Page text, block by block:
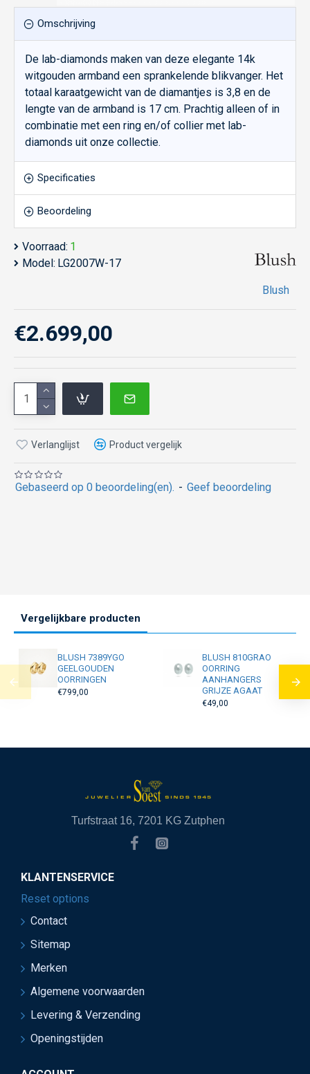
Omschrijving
De lab-diamonds maken van deze elegante 14k
witgouden armband een sprankelende blikvanger. Het
totaal karaatgewicht van de diamantjes is 3,8 en de
lengte van de armband is 17 cm. Prachtig alleen of in
combinatie met een ring en/of collier met lab-
diamonds uit onze collectie.
Specificaties
Beoordeling
Voorraad: 1
Model: LG2007W-17
Blush
Gebaseerd op 0 beoordeling(en). - Geef beoordeling
€2.699,00
Verlanglijst Product vergelijk
Vergelijkbare producten
BLUSH 7389YGO
GEELGOUDEN
OORRINGEN
€799,00
BLUSH 810GRAO
OORRING
AANHANGERS
GRIJZE AGAAT
€49,00
Turfstraat 16, 7201 KG Zutphen
KLANTENSERVICE
Reset options
Contact
Sitemap
Merken
Algemene voorwaarden
Levering & Verzending
Openingstijden